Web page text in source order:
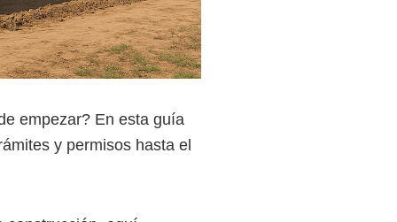
empezar? En esta guía
y permisos hasta el